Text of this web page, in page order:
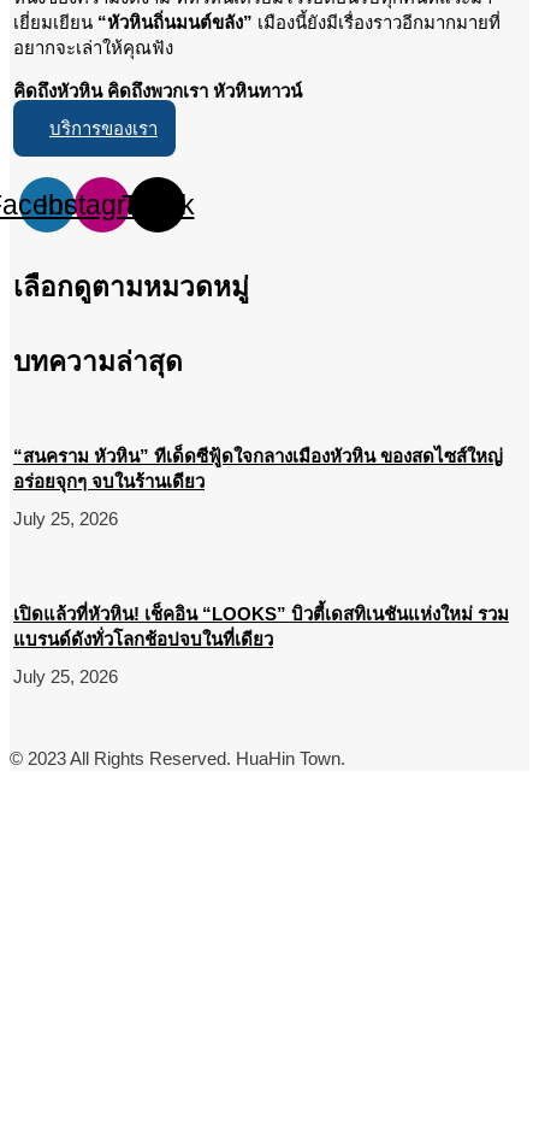
เยี่ยมเยียน “หัวหินถิ่นมนต์ขลัง” เมืองนี้ยังมีเรื่องราวอีกมากมายที่
อยากจะเล่าให้คุณฟัง
คิดถึงหัวหิน คิดถึงพวกเรา หัวหินทาวน์
บริการของเรา
InstagramTiktok
เลือกดูตามหมวดหมู่
บทความล่าสุด
“สนคราม หัวหิน” ทีเด็ดซีฟู้ดใจกลางเมืองหัวหิน ของสดไซส์ใหญ่
อร่อยจุกๆ จบในร้านเดียว
July 25, 2026
เปิดแล้วที่หัวหิน! เช็คอิน “LOOKS” บิวตี้เดสทิเนชันแห่งใหม่ รวม
แบรนด์ดังทั่วโลกช้อปจบในที่เดียว
July 25, 2026
© 2023 All Rights Reserved. HuaHin Town.